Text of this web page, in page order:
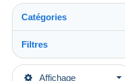
Affichage
Catégories
Filtres
Types de vente